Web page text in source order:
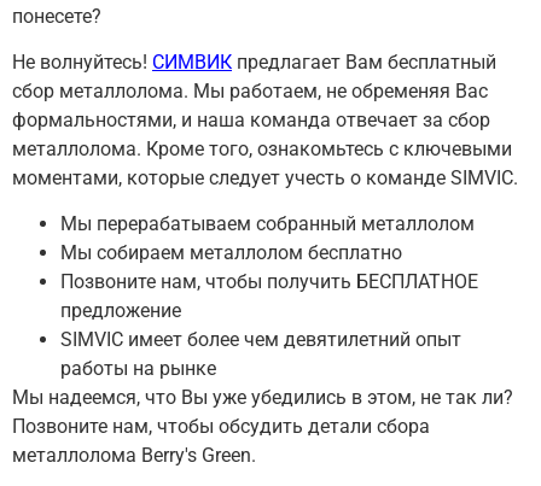
понесете?
Не волнуйтесь! СИМВИК предлагает Вам бесплатный
сбор металлолома. Мы работаем, не обременяя Вас
формальностями, и наша команда отвечает за сбор
металлолома. Кроме того, ознакомьтесь с ключевыми
моментами, которые следует учесть о команде SIMVIC.
Мы перерабатываем собранный металлолом
Мы собираем металлолом бесплатно
Позвоните нам, чтобы получить БЕСПЛАТНОЕ
предложение
SIMVIC имеет более чем девятилетний опыт
работы на рынке
Мы надеемся, что Вы уже убедились в этом, не так ли?
Позвоните нам, чтобы обсудить детали сбора
металлолома Berry's Green.